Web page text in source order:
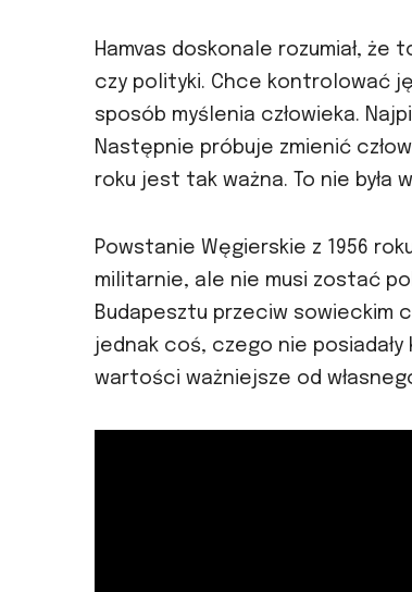
Hamvas doskonale rozumiał,
czy polityki. Chce kontrolować
sposób myślenia człowieka.
Następnie próbuje zmienić
roku jest tak ważna. To nie była
Powstanie Węgierskie z 1956
militarnie, ale nie musi zostać
Budapesztu przeciw sowieckim
jednak coś, czego nie
wartości ważniejsze od